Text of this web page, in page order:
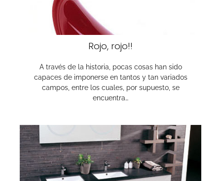
Rojo, rojo!!
A través de la historia, pocas cosas han sido
capaces de imponerse en tantos y tan variados
campos, entre los cuales, por supuesto, se
encuentra…